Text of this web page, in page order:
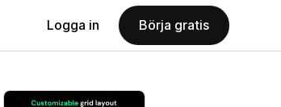
Logga in Börja gratis